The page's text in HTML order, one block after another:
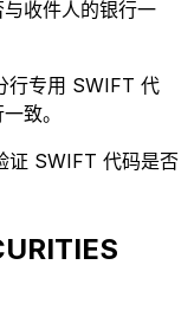
收件人的银行一
行专用 SWIFT 代
致。
证 SWIFT 代码是否